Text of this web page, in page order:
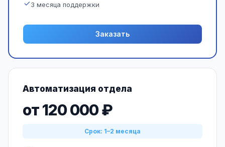
3 месяца поддержки
Заказать
Автоматизация отдела
от 120 000 ₽
Срок: 1–2 месяца